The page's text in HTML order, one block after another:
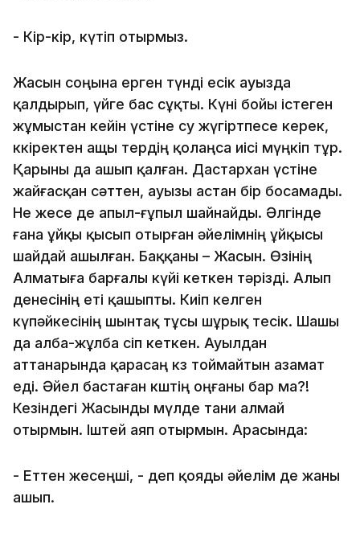
- Кір-кір, күтіп отырмыз.
Жасын соңына ерген түнді есік ауызда
қалдырып, үйге бас сұқты. Күні бойы істеген
жұмыстан кейін үстіне су жүгіртпесе керек,
көкіректен ащы тердің қолаңса иісі мүңкіп тұр.
Қарыны да ашып қалған. Дастарxан үстіне
жайғасқан сәттен, ауызы астан бір босамады.
Не жесе де апыл-ғұпыл шайнайды. Әлгінде
ғана ұйқы қысып отырған әйелімнің ұйқысы
шайдай ашылған. Баққаны – Жасын. Өзінің
Алматыға барғалы күйі кеткен тәрізді. Алып
денесінің еті қашыпты. Киіп келген
күпәйкесінің шынтақ тұсы шұрық тесік. Шашы
да алба-жұлба өсіп кеткен. Ауылдан
аттанарында қарасаң көз тоймайтын азамат
еді. Әйел бастаған көштің оңғаны бар ма?!
Кезіндегі Жасынды мүлде тани алмай
отырмын. Іштей аяп отырмын. Арасында:
- Еттен жесеңші, - деп қояды әйелім де жаны
ашып.